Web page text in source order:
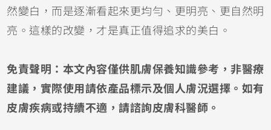
然變白，而是逐漸看起來更均勻、更明亮、更自然明
亮。這樣的改變，才是真正值得追求的美白。
免責聲明：本文內容僅供肌膚保養知識參考，非醫療
建議，實際使用請依產品標示及個人膚況選擇。如有
皮膚疾病或持續不適，請諮詢皮膚科醫師。